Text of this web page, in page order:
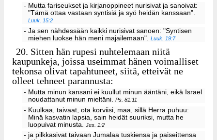
- Mutta fariseukset ja kirjanoppineet nurisivat ja sanoivat:
"Tämä ottaa vastaan syntisiä ja syö heidän kanssaan".
Luuk. 15:2
- Ja sen nähdessään kaikki nurisivat sanoen: "Syntisen
miehen luokse hän meni majailemaan".Luuk. 19:7
20. Sitten hän rupesi nuhtelemaan niitä
kaupunkeja, joissa useimmat hänen voimalliset
tekonsa olivat tapahtuneet, siitä, etteivät ne
olleet tehneet parannusta:
- Mutta minun kansani ei kuullut minun ääntäni, eikä Israel
noudattanut minun mieltäni.Ps. 81:11
- Kuulkaa, taivaat, ota korviisi, maa, sillä Herra puhuu:
Minä kasvatin lapsia, sain heidät suuriksi, mutta he
luopuivat minusta.Jes. 1:2
- ja pilkkasivat taivaan Jumalaa tuskiensa ja paiseittensa